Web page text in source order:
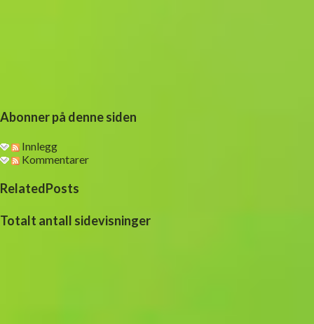
Abonner på denne siden
Innlegg
Kommentarer
RelatedPosts
Totalt antall sidevisninger